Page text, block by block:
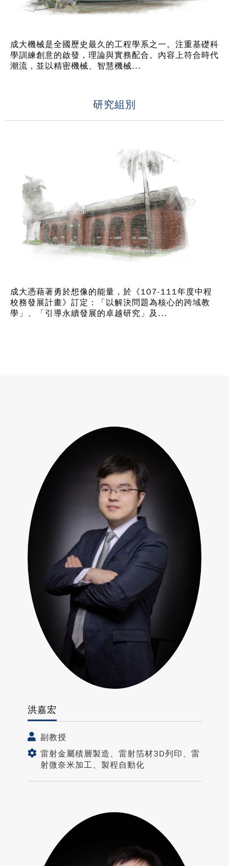
成大機械是全國歷史最久的工程學系之一。注重基礎科
學訓練創意的啟發，理論與實務配合。內容上符合時代
潮流，並以精密機械、智慧機械...
研究組別
成大憑藉著勇於想像的能量，於《107-111年度中程
校務發展計畫》訂定：「以解決問題為核心的跨域教
學」、「引導永續發展的卓越研究」及...
洪嘉宏
副教授
雷射金屬積層製造、雷射箔材3D列印、雷
射微奈米加工、製程自動化